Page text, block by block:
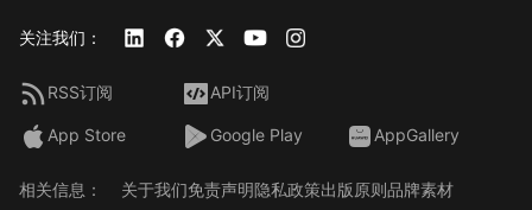
关注我们：
RSS订阅 API订阅
App Store Google Play AppGallery
相关信息： 关于我们免责声明隐私政策出版原则品牌素材